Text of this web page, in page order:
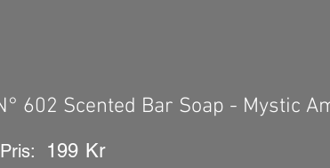
602 Scented Bar Soap - Mystic
Pris: 199 Kr